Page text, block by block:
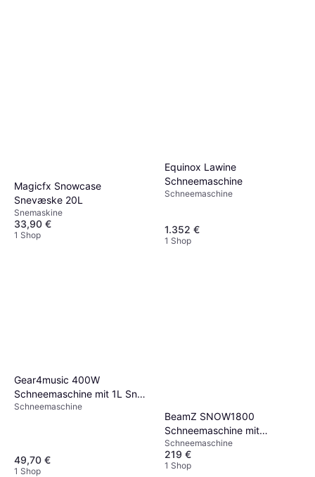
Magicfx Snowcase
Snevæske 20L
Snemaskine
33,90 €
1 Shop
Equinox Lawine
Schneemaschine
Schneemaschine
1.352 €
1 Shop
Gear4music 400W
Schneemaschine mit 1L Snow
Fluid
Schneemaschine
49,70 €
1 Shop
BeamZ SNOW1800
Schneemaschine mit
Flüssigkeit 5 Liter
Schneemaschine
219 €
1 Shop